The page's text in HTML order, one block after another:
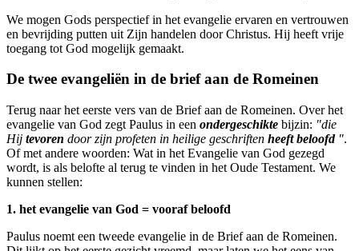
We mogen Gods perspectief in het evangelie ervaren en vertrouwen
en bevrijding putten uit Zijn handelen door Christus. Hij heeft vrije
toegang tot God mogelijk gemaakt.
De twee evangeliën in de brief aan de Romeinen
Terug naar het eerste vers van de Brief aan de Romeinen. Over het
evangelie van God zegt Paulus in een ondergeschikte bijzin: "die
Hij tevoren door zijn profeten in heilige geschriften heeft beloofd".
Of met andere woorden: Wat in het Evangelie van God gezegd
wordt, is als belofte al terug te vinden in het Oude Testament. We
kunnen stellen:
1. het evangelie van God = vooraf beloofd
Paulus noemt een tweede evangelie in de Brief aan de Romeinen.